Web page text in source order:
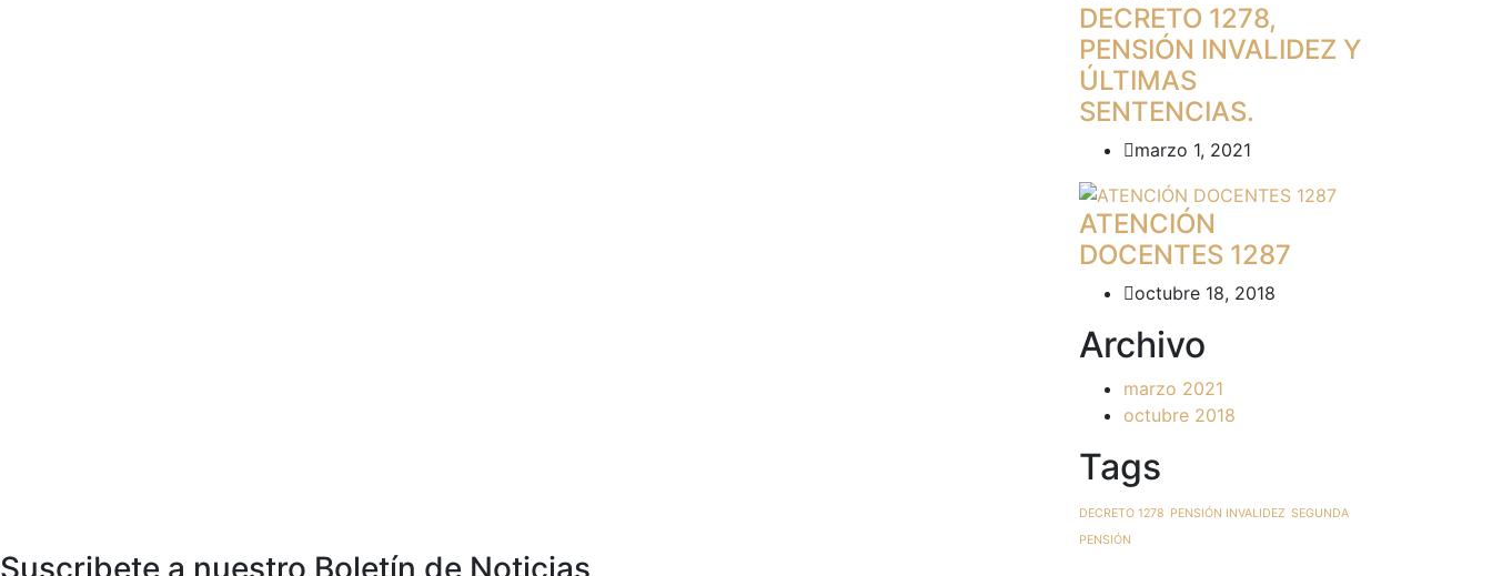
DECRETO 1278,
PENSIÓN INVALIDEZ Y
ÚLTIMAS
SENTENCIAS.
marzo 1, 2021
ATENCIÓN
DOCENTES 1287
octubre 18, 2018
Archivo
marzo 2021
octubre 2018
Tags
DECRETO 1278 PENSIÓN INVALIDEZ SEGUNDA
PENSIÓN